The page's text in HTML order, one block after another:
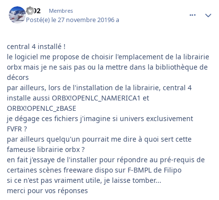
fd92 Membres
Posté(e) le 27 novembre 20196 a
central 4 installé !
le logiciel me propose de choisir l'emplacement de la librairie
orbx mais je ne sais pas ou la mettre dans la bibliothèque de
décors
par ailleurs, lors de l'installation de la librairie, central 4
installe aussi ORBX!OPENLC_NAMERICA1 et
ORBX!OPENLC_zBASE
je dégage ces fichiers j'imagine si univers exclusivement
FVFR ?
par ailleurs quelqu'un pourrait me dire à quoi sert cette
fameuse librairie orbx ?
en fait j'essaye de l'installer pour répondre au pré-requis de
certaines scènes freeware dispo sur F-BMPL de Filipo
si ce n'est pas vraiment utile, je laisse tomber...
merci pour vos réponses